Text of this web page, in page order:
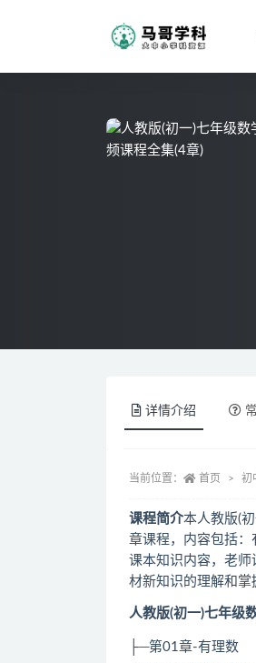
详情介绍
当前位置： 首页 初
课程简介本人教版(
章课程，内容包括
课本知识内容，老
材新知识的理解和掌
人教版(初一)七年级
├─第01章-有理数